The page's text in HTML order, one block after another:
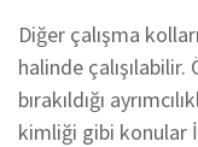
Diğer çalışma
halinde
bırakıldığı
kimliği gibi konular